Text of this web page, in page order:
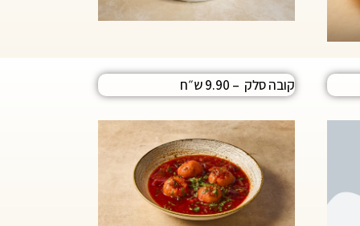
קובה סלק – 9.90 ש״ח